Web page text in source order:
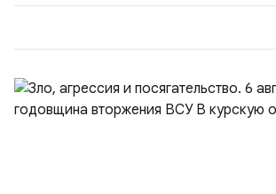
командующий Черноморским флотом